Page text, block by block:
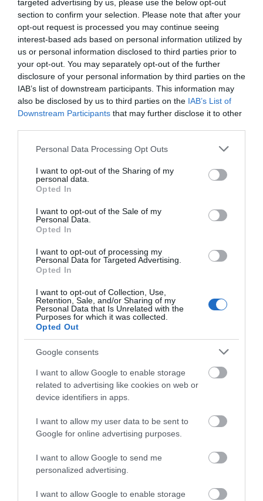
targeted advertising by us, please use the below opt-out
section to confirm your selection. Please note that after your
opt-out request is processed you may continue seeing
interest-based ads based on personal information utilized by
us or personal information disclosed to third parties prior to
your opt-out. You may separately opt-out of the further
disclosure of your personal information by third parties on the
IAB’s list of downstream participants. This information may
also be disclosed by us to third parties on the IAB’s List of
Downstream Participants that may further disclose it to other
Please note that this website/app uses one or more Google
not limited to your visit or usage behaviour. You may click to
grant or deny consent to Google and its third-party tags to
use your data for below specified purposes in below Google
consent section.
Personal Data Processing Opt Outs
I want to opt-out of the Sharing of my
personal data.
Opted In
I want to opt-out of the Sale of my
Personal Data.
Opted In
I want to opt-out of processing my
Personal Data for Targeted Advertising.
Opted In
I want to opt-out of Collection, Use,
Retention, Sale, and/or Sharing of my
Personal Data that Is Unrelated with the
Purposes for which it was collected.
Opted Out
Google consents
I want to allow Google to enable storage
related to advertising like cookies on web or
device identifiers in apps.
I want to allow my user data to be sent to
Google for online advertising purposes.
I want to allow Google to send me
personalized advertising.
I want to allow Google to enable storage
08.08.2026 | 14:00
Έξοδος Αυγούστου: Οι Αθηναίοι
«ψηφίζουν» Εύβοια για τις
διακοπές τους!
08.08.2026 | 13:40
Μεταφορές χρημάτων: Σε ποιες
φόρο από 10% έως 40%
08.08.2026 | 13:20
Εικόνες σοκ σε κοιμητήριο της
Εύβοιας: Δείτε τι έκαναν
Α. Ο. Χαλκίς: Πρώτο φιλικό σήμερα
για νέα αγωνιστική περίοδο – Η
08.08.2026 | 12:40
Τι γίνεται με τις τσούχτρες στην
Εύβοια;
08.08.2026 | 12:20
αύριο στην Εύβοια! Συνεδρίασε η
επιτροπή εκτίμησης κινδύνου
08.08.2026 | 12:00
Εύβοια: Οι ισχυροί άνεμοι
έσπασαν μεγάλο πεύκο σε αυλή
08.08.2026 | 11:40
Θρήνος σε όλη την
Εύβοια για τον
επιχειρηματία που
έφυγε απο την ζωή
Αρχίζουν τα έργα για
το νέο κλειστό
γυμναστήριο στην
Εύβοια
Μεγάλη προσοχή στην
Εύβοια: Σπείρα ανοίγει
Σήμερα το μεγαλύτερο
Εύβοια
Συρροή πιστών σε αυτό
το Μοναστήρι της
Εύβοιας!
Έξοδος Αυγούστου: Οι
Αθηναίοι «ψηφίζουν»
Εύβοια για τις